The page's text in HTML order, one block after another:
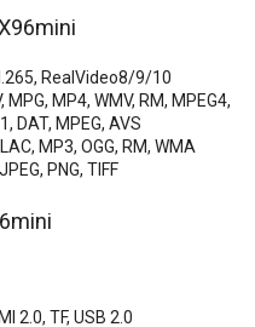
RealVideo8/9/10
MP4, WMV, RM, MPEG4,
DAT, MPEG, AVS
MP3, OGG, RM, WMA
PNG, TIFF
2.0, TF, USB 2.0